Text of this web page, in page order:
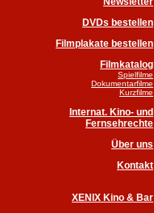
DVDs bestellen
Filmplakate bestellen
Filmkatalog
Spielfilme
Dokumentarfilme
Kurzfilme
Internat. Kino- und
Fernsehrechte
Über uns
Kontakt
XENIX Kino & Bar